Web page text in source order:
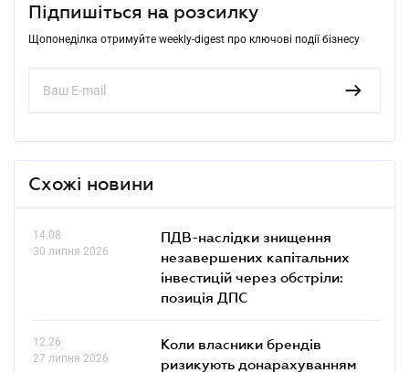
Підпишіться на розсилку
Щопонеділка отримуйте weekly-digest про ключові події бізнесу
Схожі новини
14.08
30 липня 2026
ПДВ-наслідки знищення
незавершених капітальних
інвестицій через обстріли:
позиція ДПС
12.26
27 липня 2026
Коли власники брендів
ризикують донарахуванням